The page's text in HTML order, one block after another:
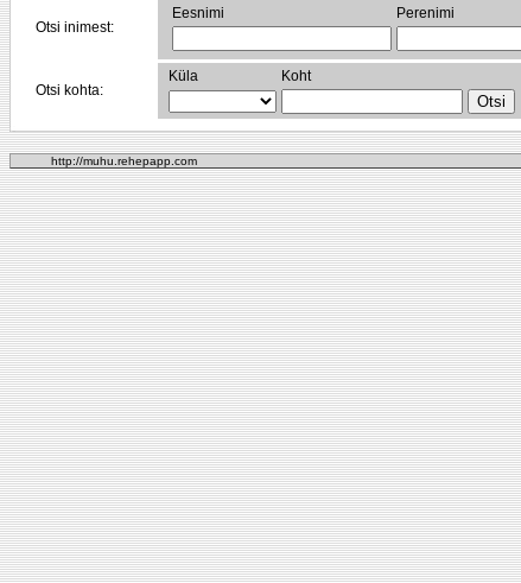
Otsi inimest:
Eesnimi Perenimi
Otsi kohta:
Küla Koht
http://muhu.rehepapp.com